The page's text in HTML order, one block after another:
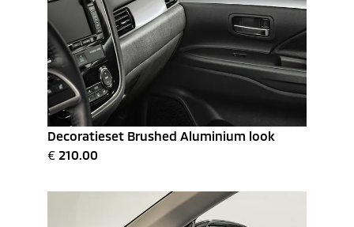
Decoratieset Brushed Aluminium look
€ 210.00